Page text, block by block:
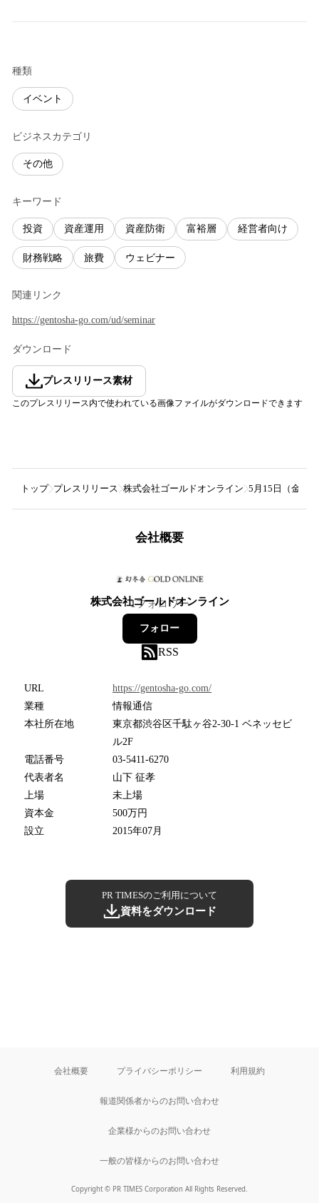
種類
イベント
ビジネスカテゴリ
その他
キーワード
投資 資産運用 資産防衛 富裕層 経営者向け
財務戦略 旅費 ウェビナー
関連リンク
https://gentosha-go.com/ud/seminar
ダウンロード
プレスリリース素材
このプレスリリース内で使われている画像ファイルがダウンロードできます
トップ プレスリリース 株式会社ゴールドオンライン 5月15日（金）
会社概要
株式会社ゴールドオンライン
1フォロワー
フォロー
RSS
URL
https://gentosha-go.com/
業種
情報通信
本社所在地
東京都渋谷区千駄ヶ谷2-30-1 ベネッセビ
ル2F
電話番号
03-5411-6270
代表者名
山下 征孝
上場
未上場
資本金
500万円
設立
2015年07月
PR TIMESのご利用について
資料をダウンロード
会社概要 プライバシーポリシー 利用規約
報道関係者からのお問い合わせ
企業様からのお問い合わせ
一般の皆様からのお問い合わせ
Copyright © PR TIMES Corporation All Rights Reserved.